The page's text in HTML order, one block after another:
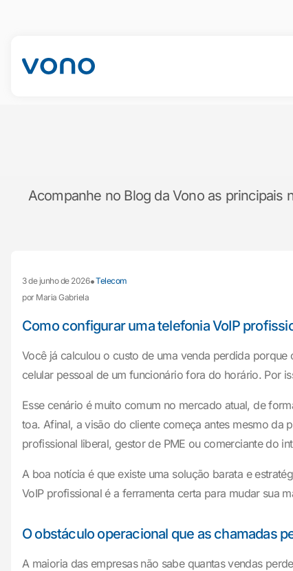
Acompanhe no Blog da Vono as principais
3 de junho de 2026•Telecom
por Maria Gabriela
Como configurar uma telefonia VoIP
Você já calculou o custo de uma venda perdida
celular pessoal de um funcionário fora do horário. Por
Esse cenário é muito comum no mercado atual, de
toa. Afinal, a visão do cliente começa antes mesmo da
profissional liberal, gestor de PME ou comerciante do
A boa notícia é que existe uma solução barata e
VoIP profissional é a ferramenta certa para mudar sua
O obstáculo operacional que as chamadas
A maioria das empresas não sabe quantas vendas